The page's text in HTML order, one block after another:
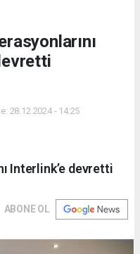
28.12.2024 - 14:25
Interlink’e devretti
ABONE OL